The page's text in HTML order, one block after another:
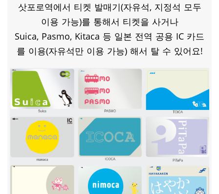
삿포로역에서 티켓 발매기(자유석, 지정석 모두
이용 가능)를 통해서 티켓을 사거나
Suica, Pasmo, Kitaca 등 일본 전역 공용 IC 카드
를 이용(자유석만 이용 가능) 해서 탈 수 있어요!